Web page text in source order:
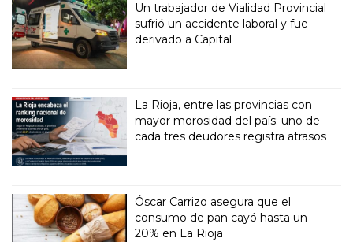
Un trabajador de Vialidad Provincial
sufrió un accidente laboral y fue
derivado a Capital
La Rioja, entre las provincias con
mayor morosidad del país: uno de
cada tres deudores registra atrasos
Óscar Carrizo asegura que el
consumo de pan cayó hasta un
20% en La Rioja